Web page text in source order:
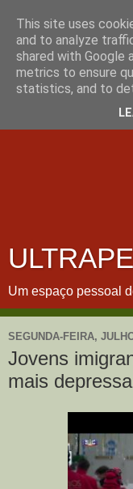
Um espaço pessoal
SEGUNDA-FEIRA,
Jovens
mais
This site uses
and to analyze
shared with Google
metrics to ensure
statistics, and to